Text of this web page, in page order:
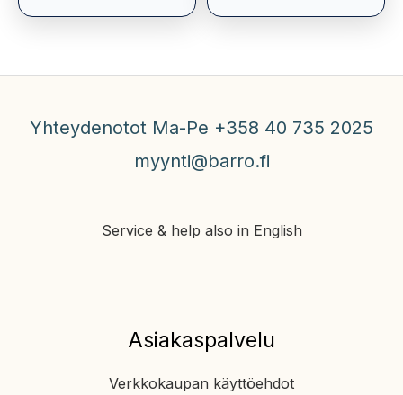
Yhteydenotot Ma-Pe +358 40 735 2025
myynti@barro.fi
Service & help also in English
Asiakaspalvelu
Verkkokaupan käyttöehdot